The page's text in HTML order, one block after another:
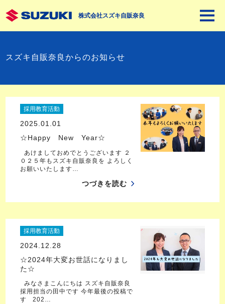
株式会社スズキ自販奈良
スズキ自販奈良からのお知らせ
採用教育活動
2025.01.01
☆Happy New Year☆
あけましておめでとうございます ２
０２５年もスズキ自販奈良を よろしく
お願いいたします…
つづきを読む
採用教育活動
2024.12.28
☆2024年大変お世話になりまし
た☆
みなさまこんにちは スズキ自販奈良
採用担当の田中です 今年最後の投稿で
す 202…